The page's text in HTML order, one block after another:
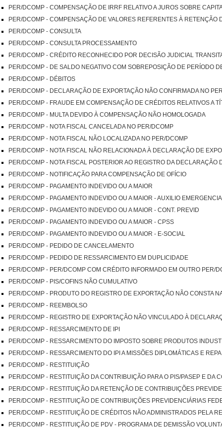
PER/DCOMP - COMPENSAÇÃO DE IRRF RELATIVO A JUROS SOBRE
PER/DCOMP - COMPENSAÇÃO DE VALORES REFERENTES À
PER/DCOMP - CONSULTA
PER/DCOMP - CONSULTA PROCESSAMENTO
PER/DCOMP - CRÉDITO RECONHECIDO POR DECISÃO JUDICIAL
PER/DCOMP - DE SALDO NEGATIVO COM SOBREPOSIÇÃO DE PERÍODO
PER/DCOMP - DÉBITOS
PER/DCOMP - DECLARAÇÃO DE EXPORTAÇÃO NÃO CONFIRMADA NO
PER/DCOMP - FRAUDE EM COMPENSAÇÃO DE CRÉDITOS RELATIVOS A
PER/DCOMP - MULTA DEVIDO À COMPENSAÇÃO NÃO HOMOLOGADA
PER/DCOMP - NOTA FISCAL CANCELADA NO PER/DCOMP
PER/DCOMP - NOTA FISCAL NÃO LOCALIZADA NO PER/DCOMP
PER/DCOMP - NOTA FISCAL NÃO RELACIONADA À DECLARAÇÃO DE
PER/DCOMP - NOTA FISCAL POSTERIOR AO REGISTRO DA DECLARAÇÃO
PER/DCOMP - NOTIFICAÇÃO PARA COMPENSAÇÃO DE OFÍCIO
PER/DCOMP - PAGAMENTO INDEVIDO OU A MAIOR
PER/DCOMP - PAGAMENTO INDEVIDO OU A MAIOR - AUXILIO
PER/DCOMP - PAGAMENTO INDEVIDO OU A MAIOR - CONT. PREVID
PER/DCOMP - PAGAMENTO INDEVIDO OU A MAIOR - CPSS
PER/DCOMP - PAGAMENTO INDEVIDO OU A MAIOR - E-SOCIAL
PER/DCOMP - PEDIDO DE CANCELAMENTO
PER/DCOMP - PEDIDO DE RESSARCIMENTO EM DUPLICIDADE
PER/DCOMP - PER/DCOMP COM CRÉDITO INFORMADO EM OUTRO PER/
PER/DCOMP - PIS/COFINS NÃO CUMULATIVO
PER/DCOMP - PRODUTO DO REGISTRO DE EXPORTAÇÃO NÃO CONSTA
PER/DCOMP - REEMBOLSO
PER/DCOMP - REGISTRO DE EXPORTAÇÃO NÃO VINCULADO À
PER/DCOMP - RESSARCIMENTO DE IPI
PER/DCOMP - RESSARCIMENTO DO IMPOSTO SOBRE PRODUTOS
PER/DCOMP - RESSARCIMENTO DO IPI A MISSÕES DIPLOMÁTICAS E
PER/DCOMP - RESTITUIÇÃO
PER/DCOMP - RESTITUIÇÃO DA CONTRIBUIÇÃO PARA O PIS/PASEP E DA
PER/DCOMP - RESTITUIÇÃO DA RETENÇÃO DE CONTRIBUIÇÕES
PER/DCOMP - RESTITUIÇÃO DE CONTRIBUIÇÕES PREVIDENCIÁRIAS
PER/DCOMP - RESTITUIÇÃO DE CRÉDITOS NÃO ADMINISTRADOS PELA
PER/DCOMP - RESTITUIÇÃO DE PDV - PROGRAMA DE DEMISSÃO